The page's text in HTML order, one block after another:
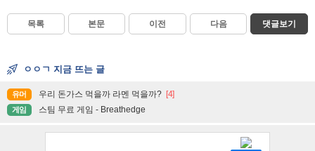
목록 본문 이전 다음 댓글보기
ㅇㅇㄱ 지금 뜨는 글
유머 우리 돈가스 먹을까 라멘 먹을까? [4]
게임 스팀 무료 게임 - Breathedge